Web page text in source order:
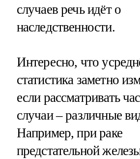
случаев речь идёт о
наследственности.
Интересно, что
статистика заметно
если рассматривать
случаи – различные
Например, при раке
предстательной